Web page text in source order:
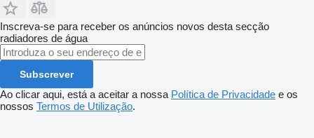
Inscreva-se para receber os anúncios novos desta secção
radiadores de água
Subscrever
Ao clicar aqui, está a aceitar a nossa Política de Privacidade e os
nossos Termos de Utilização.